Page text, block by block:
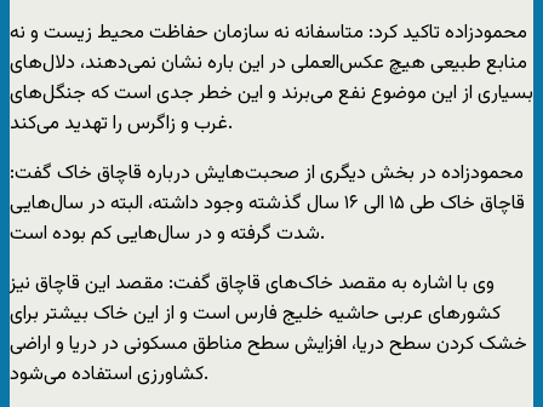
محمودزاده تاکید کرد: متاسفانه نه سازمان حفاظت محیط زیست و نه
منابع طبیعی هیچ عکس‌العملی در این باره نشان نمی‌دهند، دلال‌های
بسیاری از این موضوع نفع می‌برند و این خطر جدی است که جنگل‌های
غرب و زاگرس را تهدید می‌کند.
محمودزاده در بخش دیگری از صحبت‌هایش درباره قاچاق خاک گفت:
قاچاق خاک طی ۱۵ الی ۱۶ سال گذشته وجود داشته، البته در سال‌هایی
شدت گرفته و در سال‌هایی کم بوده است.
وی با اشاره به مقصد خاک‌های قاچاق گفت: مقصد این قاچاق نیز
کشورهای عربی حاشیه خلیج فارس است و از این خاک بیشتر برای
خشک کردن سطح دریا، افزایش سطح مناطق مسکونی در دریا و اراضی
کشاورزی استفاده می‌شود.